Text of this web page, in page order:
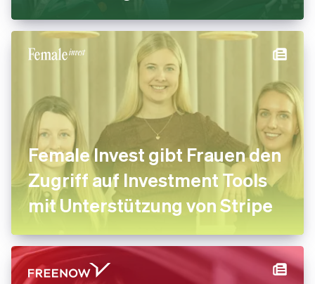
Female Invest gibt Frauen den
Zugriff auf Investment Tools
mit Unterstützung von Stripe